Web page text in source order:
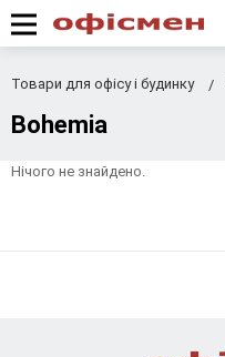
Товари для офісу і будинку
Bohemia
Нічого не знайдено.